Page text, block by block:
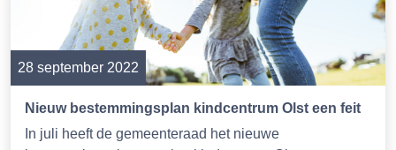
28 september 2022
Nieuw bestemmingsplan kindcentrum Olst een feit
In juli heeft de gemeenteraad het nieuwe